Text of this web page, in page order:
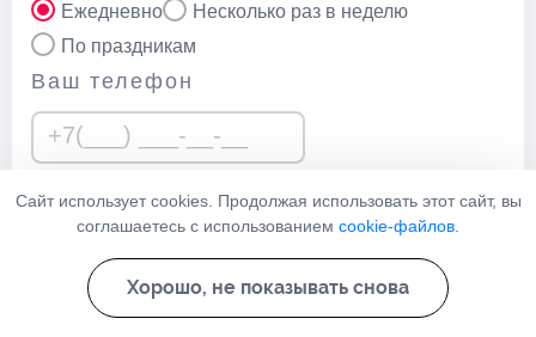
Ежедневно
Несколько раз в неделю
По праздникам
Ваш телефон
Нажимая кнопку “Отправить” вы соглашаетесь сполитикой
конфеденциальностиданного сайта
Узнать стоимость
Сайт использует cookies. Продолжая использовать этот сайт, вы
соглашаетесь с использованием cookie-файлов
Хорошо, не показывать снова